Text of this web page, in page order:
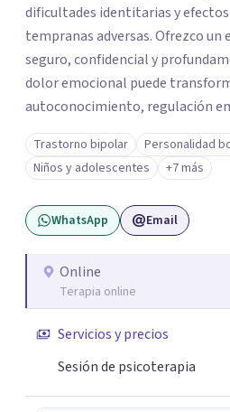
dificultades identitarias y efectos
tempranas adversas. Ofrezco
seguro, confidencial y
dolor emocional puede
autoconocimiento, regulación
Trabajo desde un enfoque
psicoanálisis, terapia somática y
corporal, Mentalization Based
hipnoterapia y respiración
actualmente la Psicología
ecopsicología y el trabajo
entendiendo que cada proceso
Trastorno bipolar
Personalidad
Niños y adolescentes
+7 más
WhatsApp Email
Online
Terapia online
Servicios y precios
Sesión de psicoterapia